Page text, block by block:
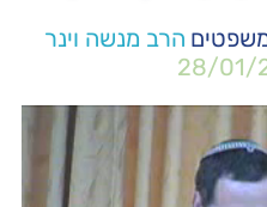
הרב מנשה וינר
28/01/